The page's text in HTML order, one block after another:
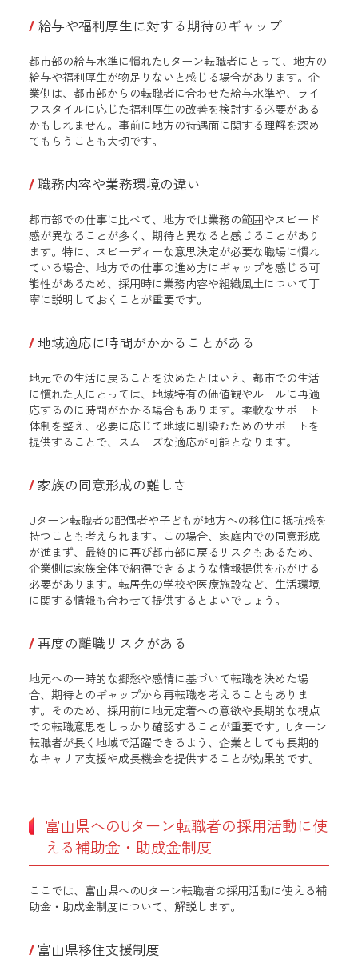
給与や福利厚生に対する期待のギャップ
都市部の給与水準に慣れたUターン転職者にとって、地方の
給与や福利厚生が物足りないと感じる場合があります。企
業側は、都市部からの転職者に合わせた給与水準や、ライ
フスタイルに応じた福利厚生の改善を検討する必要がある
かもしれません。事前に地方の待遇面に関する理解を深め
てもらうことも大切です。
職務内容や業務環境の違い
都市部での仕事に比べて、地方では業務の範囲やスピード
感が異なることが多く、期待と異なると感じることがあり
ます。特に、スピーディーな意思決定が必要な職場に慣れ
ている場合、地方での仕事の進め方にギャップを感じる可
能性があるため、採用時に業務内容や組織風土について丁
寧に説明しておくことが重要です。
地域適応に時間がかかることがある
地元での生活に戻ることを決めたとはいえ、都市での生活
に慣れた人にとっては、地域特有の価値観やルールに再適
応するのに時間がかかる場合もあります。柔軟なサポート
体制を整え、必要に応じて地域に馴染むためのサポートを
提供することで、スムーズな適応が可能となります。
家族の同意形成の難しさ
Uターン転職者の配偶者や子どもが地方への移住に抵抗感を
持つことも考えられます。この場合、家庭内での同意形成
が進まず、最終的に再び都市部に戻るリスクもあるため、
企業側は家族全体で納得できるような情報提供を心がける
必要があります。転居先の学校や医療施設など、生活環境
に関する情報も合わせて提供するとよいでしょう。
再度の離職リスクがある
地元への一時的な郷愁や感情に基づいて転職を決めた場
合、期待とのギャップから再転職を考えることもありま
す。そのため、採用前に地元定着への意欲や長期的な視点
での転職意思をしっかり確認することが重要です。Uターン
転職者が長く地域で活躍できるよう、企業としても長期的
なキャリア支援や成長機会を提供することが効果的です。
富山県へのUターン転職者の採用活動に使
える補助金・助成金制度
ここでは、富山県へのUターン転職者の採用活動に使える補
助金・助成金制度について、解説します。
富山県移住支援制度